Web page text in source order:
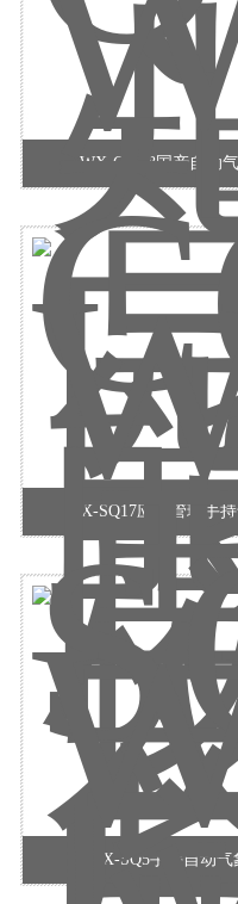
WX-CQX8国产自动
WX-SQ17应急管理手
WX-SQ5手持自动气